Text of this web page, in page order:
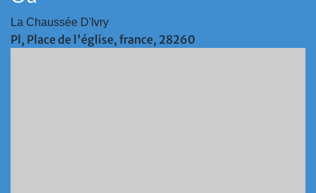
La Chaussée D'Ivry
Pl, Place de l'église, france, 28260